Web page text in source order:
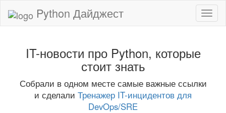
Python Дайджест
IT-новости про Python, которые
стоит знать
Собрали в одном месте самые важные ссылки
и сделали Тренажер IT-инцидентов для
DevOps/SRE